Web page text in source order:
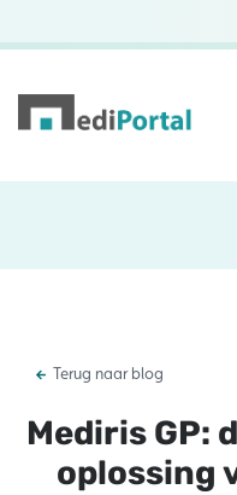
Terug naar blog
Mediris GP:
oplossing